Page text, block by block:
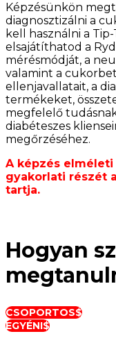
Képzésünkön
diagnosztizálni a
kell használni a
elsajátíthatod a
mérésmódját, a
valamint a
ellenjavallatait, a
termékeket,
megfelelő
diabéteszes
megőrzéséhez.
A képzés
gyakorlati részét
tartja.
Hogyan
CSOPORTOS
EGYÉNI